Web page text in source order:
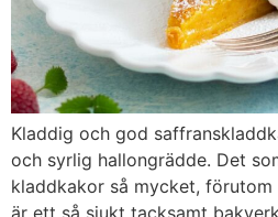
Kladdig och god
och syrlig hallongrädde. Det
kladdkakor så mycket,
är ett så sjukt tacksamt